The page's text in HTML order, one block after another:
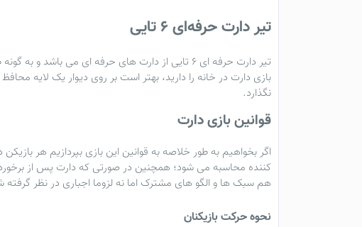
تیر دارت حرفه‌ای ۶ تایی
تیر دارت حرفه ای ۶ تایی از دارت های حرفه ای می
بازی دارت در خانه را دارید، بهتر است بر روی دیوار یک لایه
نگذارد.
قوانین بازی دارت
اگر بخواهیم به طور خلاصه به قوانین این بازی بپردازیم هر
کننده محاسبه می شود؛ همچنین در صورتی که دارت پس از برخورد
هم سبک ها و الگو های مشترک اما نه لزوما اجباری در نظر گرفته
نحوه حرکت بازیکنان